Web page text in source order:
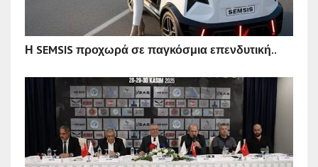
Η SEMSIS προχωρά σε παγκόσμια επενδυτική..